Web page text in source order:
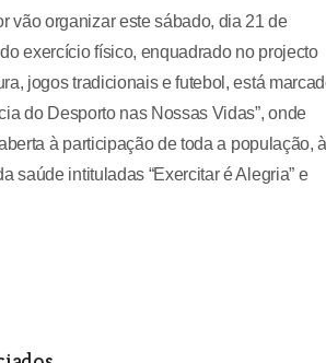
vão organizar este sábado, dia 21 de
exercício físico, enquadrado no projecto
jogos tradicionais e futebol, está
do Desporto nas Nossas Vidas”, onde
à participação de toda a população,
saúde intituladas “Exercitar é Alegria” e